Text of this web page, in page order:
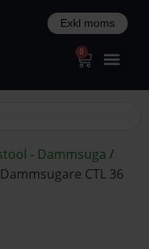
0
- Dammsuga /
CTL 36